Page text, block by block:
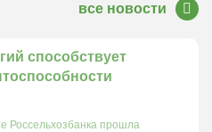
все новости
способствует
Россельхозбанка прошла